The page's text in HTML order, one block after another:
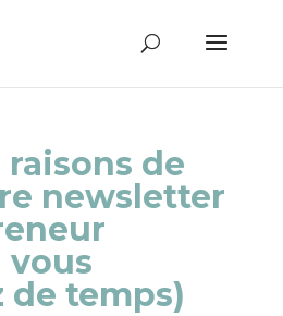
de
newsletter
vous
de temps)